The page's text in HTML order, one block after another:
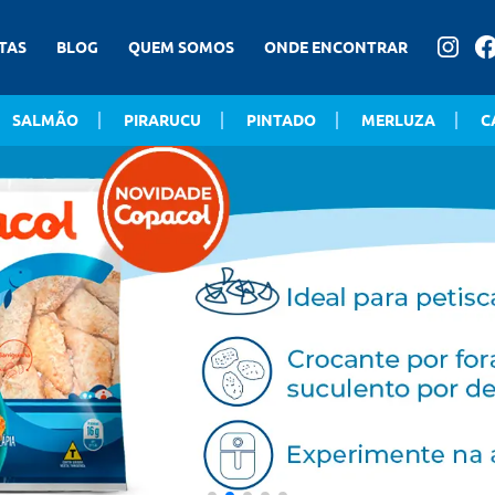
BLOG QUEM SOMOS ONDE ENCONTRAR
SALMÃO PIRARUCU PINTADO MERLUZA